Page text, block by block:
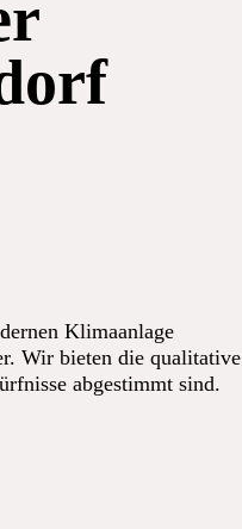
Klimaanlage
Wir bieten die qualitative
abgestimmt sind.